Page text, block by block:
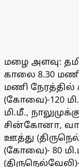
மழை அளவு:
காலை 8.30
மணி
(கோவை)-120
மி.மீ.,
சின்கோனா,
ஊத்து
(கோவை)- 80